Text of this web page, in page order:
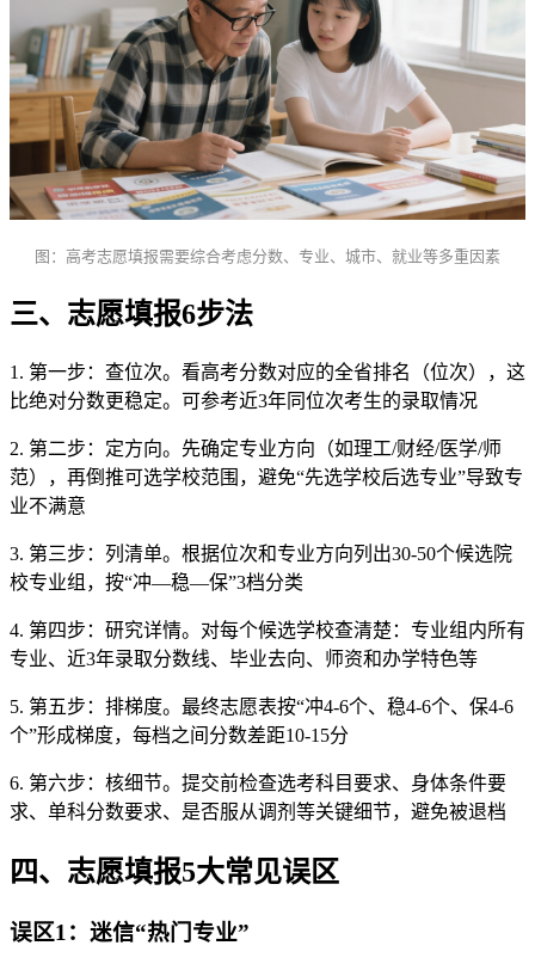
图：高考志愿填报需要综合考虑分数、专业、城市、就业等多重因素
三、志愿填报6步法
1. 第一步：查位次。看高考分数对应的全省排名（位次），这
比绝对分数更稳定。可参考近3年同位次考生的录取情况
2. 第二步：定方向。先确定专业方向（如理工/财经/医学/师
范），再倒推可选学校范围，避免“先选学校后选专业”导致专
业不满意
3. 第三步：列清单。根据位次和专业方向列出30-50个候选院
校专业组，按“冲—稳—保”3档分类
4. 第四步：研究详情。对每个候选学校查清楚：专业组内所有
专业、近3年录取分数线、毕业去向、师资和办学特色等
5. 第五步：排梯度。最终志愿表按“冲4-6个、稳4-6个、保4-6
个”形成梯度，每档之间分数差距10-15分
6. 第六步：核细节。提交前检查选考科目要求、身体条件要
求、单科分数要求、是否服从调剂等关键细节，避免被退档
四、志愿填报5大常见误区
误区1：迷信“热门专业”